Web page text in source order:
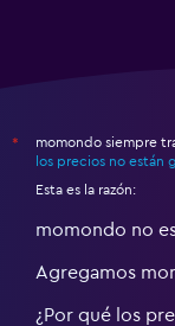
*
momondo siempre
los precios no están
Esta es la razón:
momondo no
Agregamos
¿Por qué los